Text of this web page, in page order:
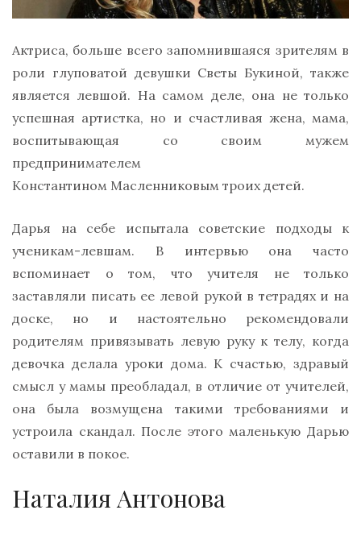
Актриса, больше всего запомнившаяся зрителям в
роли глуповатой девушки Светы Букиной, также
является левшой. На самом деле, она не только
успешная артистка, но и счастливая жена, мама,
воспитывающая со своим мужем
предпринимателем
Константином Масленниковым троих детей.
Дарья на себе испытала советские подходы к
ученикам-левшам. В интервью она часто
вспоминает о том, что учителя не только
заставляли писать ее левой рукой в тетрадях и на
доске, но и настоятельно рекомендовали
родителям привязывать левую руку к телу, когда
девочка делала уроки дома. К счастью, здравый
смысл у мамы преобладал, в отличие от учителей,
она была возмущена такими требованиями и
устроила скандал. После этого маленькую Дарью
оставили в покое.
Наталия Антонова